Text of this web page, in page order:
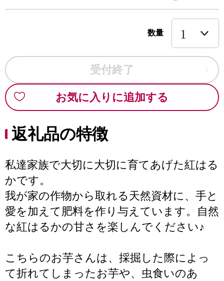
数量
受付終了
お気に入りに追加する
返礼品の特徴
私達家族で大切に大切に育てあげた紅はる
かです。
我が家の作物から取れる天然資材に、手と
愛を加えて肥料を作り与えています。自然
な紅はるかの甘さを楽しんでください♪
こちらのお芋さんは、採掘した際によっ
て折れてしまったお芋や、虫食いのあ